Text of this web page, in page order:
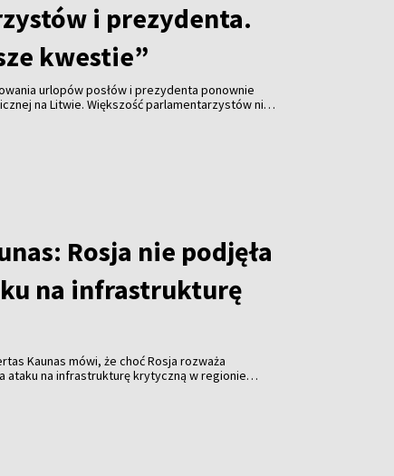
i prezydenta.
kwestie”
urlopów posłów i prezydenta ponownie
na Litwie. Większość parlamentarzystów nie
Rosja nie podjęła
na infrastrukturę
Kaunas mówi, że choć Rosja rozważa
ataku na infrastrukturę krytyczną w regionie